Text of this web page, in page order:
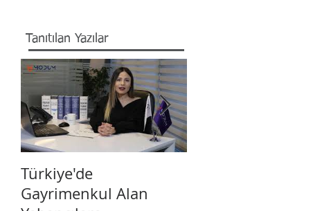
Tanıtılan Yazılar
Türkiye'de
Gayrimenkul Alan